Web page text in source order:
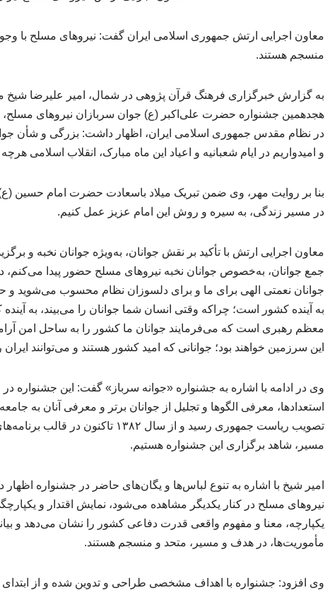
معاون اجرایی ارتش جمهوری اسلامی ایران گفت: نیروهای مسلح با
منسجم هستند.
به گزارش خبرگزاری فرهنگ قرآن پژوهی در شمال، امیر علیرضا شیخ
هجدهمین جشنواره حضرت علی‌اکبر (ع) جوان سربازان نیروهای مسلح،
در نظام مقدس جمهوری اسلامی ایران، اظهار داشت: بزرگی و شأن
و امیدواریم در ایام شعبانیه و اعیاد این ماه مبارک، انقلاب اسلامی هرچه
بنا بر روایت مهر، وی ضمن تبریک میلاد باسعادت حضرت امام حسین (ع)،
در مسیر زندگی، به سیره و روش این امام عزیز عمل کنیم.
معاون اجرایی ارتش با تأکید بر نقش جوانان، به‌ویژه جوانان نخبه و
جمع جوانان، به‌خصوص جوانان نخبه نیروهای مسلح حضور پیدا
جوانان نعمتی الهی برای ما و برای دلسوزان نظام محسوب می‌شوید و
به آینده کشور است؛ چراکه وقتی انسان شما جوانان را می‌بیند، به
معظم رهبری است که می‌فرمایند جوانان ما کشور را به ساحل امن
این سرزمین خواهند بود؛ جوانانی که امید کشور هستند و می‌توانند
وی در ادامه با اشاره به جشنواره «جوانه سرباز» گفت: این جشنواره
تصویب ریاست جمهوری رسید و از سال
مسیر، شاهد برگزاری این جشنواره هستیم.
امیر شیخ با اشاره به تنوع لباس‌ها و یگان‌های حاضر در جشنواره
نیروهای مسلح در کنار یکدیگر مشاهده می‌شود، نمایش اقتدار و
یکپارچه، معنا و مفهوم واقعی قدرت دفاعی کشور را نشان می‌دهد و
مأموریت‌ها، در هدف و مسیر، متحد و منسجم هستند.
وی افزود: جشنواره با اهداف مشخصی طراحی و تدوین شده و از